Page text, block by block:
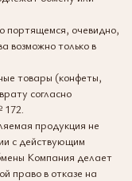
портящемся, очевидно,
возможно только в
товары (конфеты,
согласно
продукция не
с действующим
Компания делает
право в отказе на